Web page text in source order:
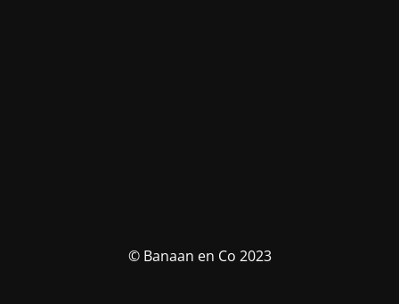
© Banaan en Co 2023